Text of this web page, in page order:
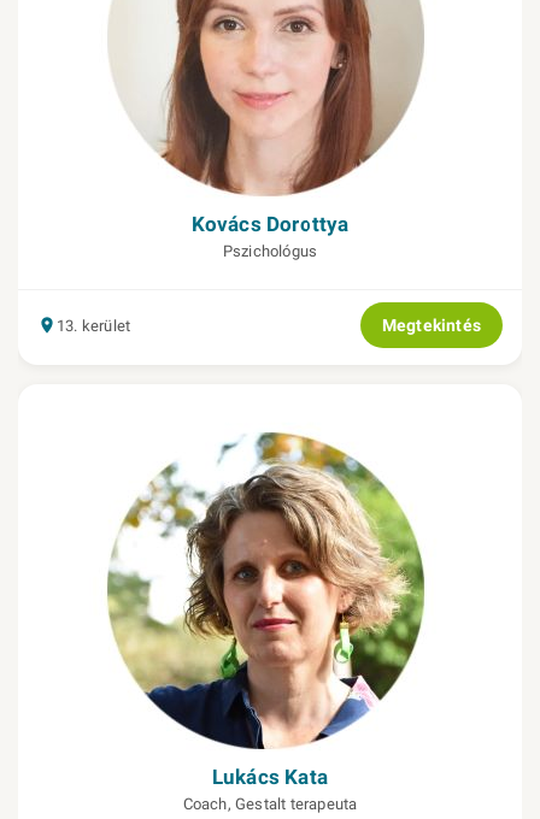
Kovács Dorottya
Pszichológus
13. kerület Megtekintés
Lukács Kata
Coach, Gestalt terapeuta